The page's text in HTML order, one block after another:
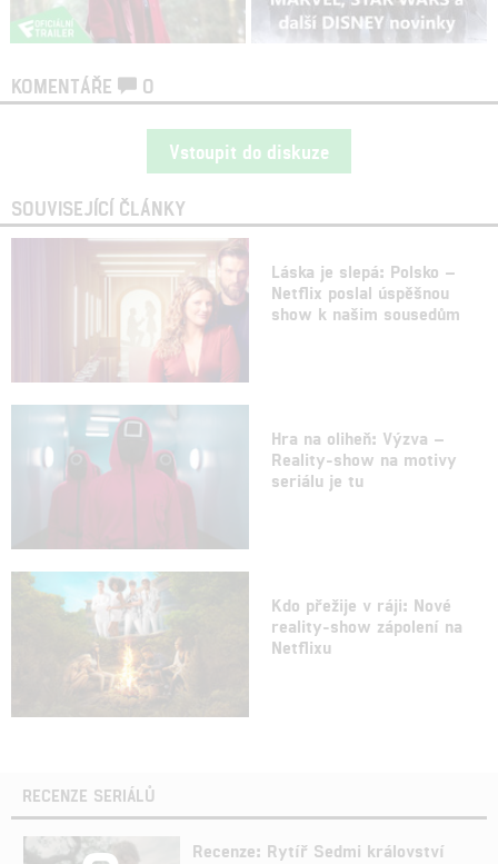
KOMENTÁŘE 0
Vstoupit do diskuze
SOUVISEJÍCÍ ČLÁNKY
Láska je slepá: Polsko –
Netflix poslal úspěšnou
show k našim sousedům
Hra na oliheň: Výzva –
Reality-show na motivy
seriálu je tu
Kdo přežije v ráji: Nové
reality-show zápolení na
Netflixu
RECENZE SERIÁLŮ
Recenze: Rytíř Sedmi království